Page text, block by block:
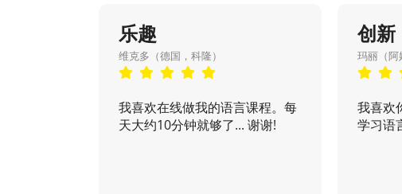
乐趣
维克多（德国，科隆）
我喜欢在线做我的语言课程。每
天大约10分钟就够了... 谢谢!
创新
玛丽（阿
我喜欢
学习语